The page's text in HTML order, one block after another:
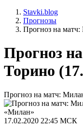
Stavki.blog
Прогнозы
Прогноз на
Прогноз
Торино
Прогноз на матч:
«Милан»
17.02.2020 22:45 МСК